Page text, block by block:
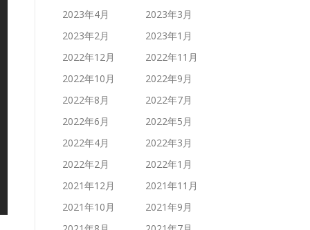
2023年4月
2023年3月
2023年2月
2023年1月
2022年12月
2022年11月
2022年10月
2022年9月
2022年8月
2022年7月
2022年6月
2022年5月
2022年4月
2022年3月
2022年2月
2022年1月
2021年12月
2021年11月
2021年10月
2021年9月